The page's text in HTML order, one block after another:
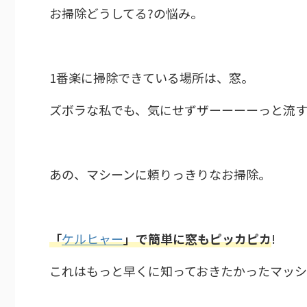
お掃除どうしてる?の悩み。
1番楽に掃除できている場所は、窓。
ズボラな私でも、気にせずザーーーーっと流す
あの、マシーンに頼りっきりなお掃除。
「ケルヒャー」で簡単に窓もピッカピカ!
これはもっと早くに知っておきたかったマッシ